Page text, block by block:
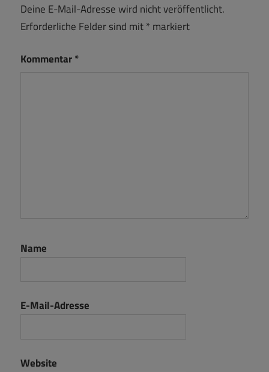
Deine E-Mail-Adresse wird nicht veröffentlicht.
Erforderliche Felder sind mit* markiert
Kommentar*
Name
E-Mail-Adresse
Website